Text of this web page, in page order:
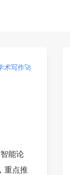
术写作🚀
能论
重点推